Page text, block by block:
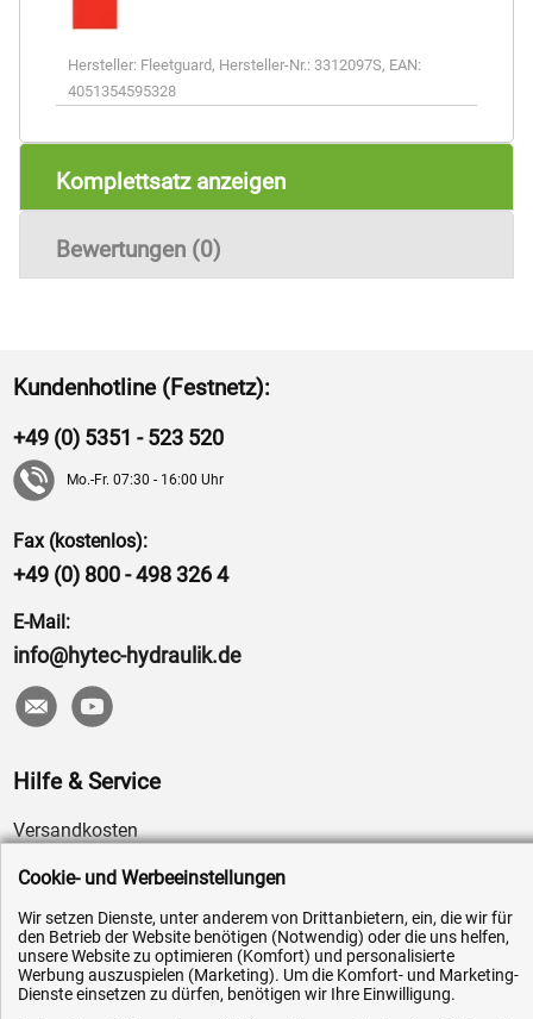
Hersteller: Fleetguard, Hersteller-Nr.: 3312097S, EAN:
4051354595328
Komplettsatz anzeigen
Bewertungen (0)
Kundenhotline (Festnetz):
+49 (0) 5351 - 523 520
Mo.-Fr. 07:30 - 16:00 Uhr
Fax (kostenlos):
+49 (0) 800 - 498 326 4
E-Mail:
info@hytec-hydraulik.de
Hilfe & Service
Versandkosten
Zahlungsarten
AGB / Widerrufsrecht
Datenschutz
Impressum
Cookie- und Werbeeinstellungen
Wir setzen Dienste, unter anderem von Drittanbietern, ein, die wir für
den Betrieb der Website benötigen (Notwendig) oder die uns helfen,
unsere Website zu optimieren (Komfort) und personalisierte
Werbung auszuspielen (Marketing). Um die Komfort- und Marketing-
Dienste einsetzen zu dürfen, benötigen wir Ihre Einwilligung.